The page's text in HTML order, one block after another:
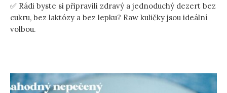
✅ Rádi byste si připravili zdravý a jednoduchý dezert bez
cukru, bez laktózy a bez lepku? Raw kuličky jsou ideální
volbou.